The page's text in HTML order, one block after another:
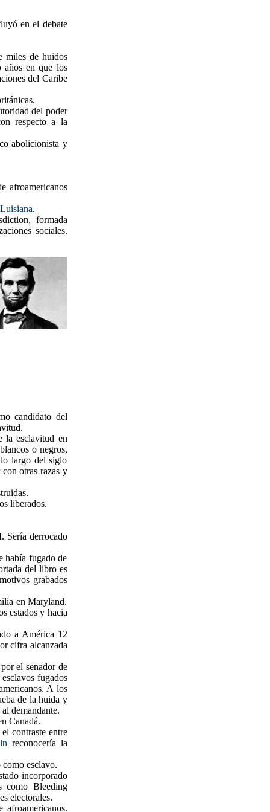
en el debate
miles de huidos
años en que los
del Caribe
del poder
respecto a la
abolicionista y
afroamericanos
Luisiana.
formada
sociales.
candidato del
la esclavitud en
o negros,
largo del siglo
otras razas y
liberados.
Sería derrocado
había fugado de
del libro es
grabados
en Maryland.
estados y hacia
a América 12
cifra alcanzada
el senador de
fugados
A los
de la huida y
demandante.
Canadá.
contraste entre
reconocería la
esclavo.
incorporado
como Bleeding
electorales.